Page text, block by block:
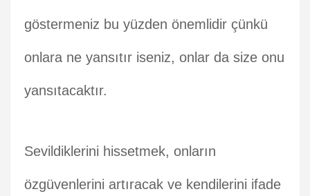
göstermeniz bu yüzden önemlidir çünkü
onlara ne yansıtır iseniz, onlar da size onu
yansıtacaktır.
Sevildiklerini hissetmek, onların
özgüvenlerini artıracak ve kendilerini ifade